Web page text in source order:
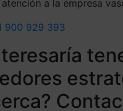
a la empresa
900 929 393